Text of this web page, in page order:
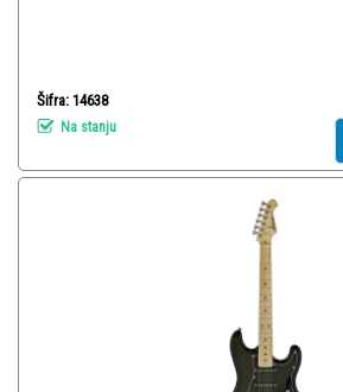
Šifra: 14638
Na stanju